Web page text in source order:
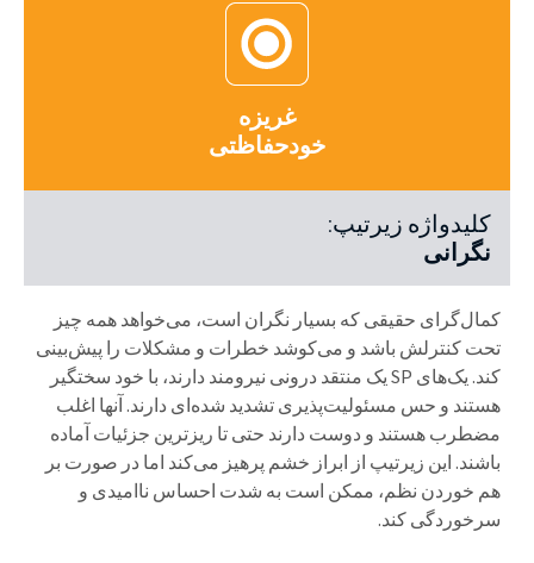
غریزه
خودحفاظتی
کلیدواژه زیرتیپ:
نگرانی
کمال‌گرای حقیقی که بسیار نگران است، می‌خواهد همه چیز
تحت کنترلش باشد و می‌کوشد خطرات و مشکلات را پیش‌بینی
کند. یک‌های SP یک منتقد درونی نیرومند دارند، با خود سختگیر
هستند و حس مسئولیت‌پذیری تشدید شده‌ای دارند. آنها اغلب
مضطرب هستند و دوست دارند حتی تا ریزترین جزئیات آماده
باشند. این زیرتیپ از ابراز خشم پرهیز می‌کند اما در صورت بر
هم خوردن نظم، ممکن است به شدت احساس ناامیدی و
سرخوردگی کند.